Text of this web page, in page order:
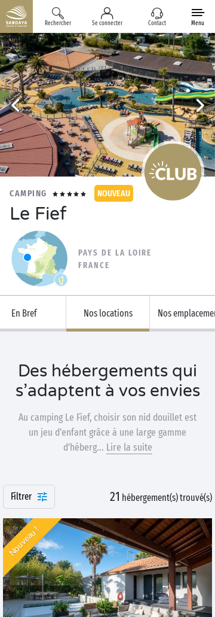
Rechercher Se connecter Contact Menu
CAMPING NOUVEAU
Le Fief
PAYS DE LA LOIRE
FRANCE
En Bref Nos locations Nos
Des hébergements qui
s’adaptent à vos envies
Au camping Le Fief, choisir son nid douillet est
un jeu d’enfant grâce à une large gamme
d’héberg... Lire la suite
Filtrer 21 hébergement(s) trouvé(s)
Nouveau !